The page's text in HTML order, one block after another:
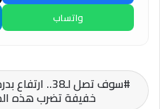
واتساب
سوف تصل لـ38..
خفيفة تضرب هذه